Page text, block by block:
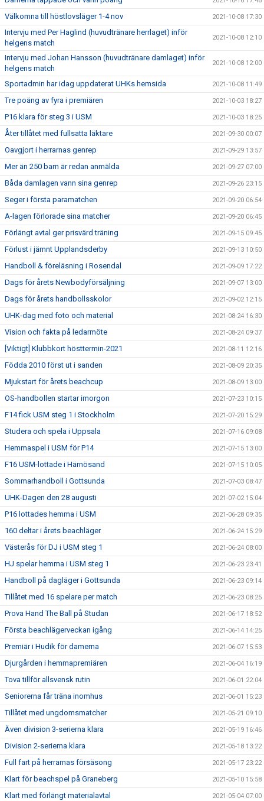
Välkomna till höstlovsläger 1-4 nov 2021-10-08 17:30
Intervju med Per Haglind (huvudtränare herrlaget) inför
helgens match
2021-10-08 12:10
Intervju med Johan Hansson (huvudtränare damlaget) inför
helgens match
2021-10-08 12:00
Sportadmin har idag uppdaterat UHKs hemsida 2021-10-08 11:49
Tre poäng av fyra i premiären 2021-10-03 18:27
P16 klara för steg 3 i USM 2021-10-03 18:25
Åter tillåtet med fullsatta läktare 2021-09-30 00:07
Oavgjort i herrarnas genrep 2021-09-29 13:57
Mer än 250 barn är redan anmälda 2021-09-27 07:00
Båda damlagen vann sina genrep 2021-09-26 23:15
Seger i första paramatchen 2021-09-20 06:54
A-lagen förlorade sina matcher 2021-09-20 06:45
Förlängt avtal ger prisvärd träning 2021-09-15 09:45
Förlust i jämnt Upplandsderby 2021-09-13 10:50
Handboll & föreläsning i Rosendal 2021-09-09 17:22
Dags för årets Newbodyförsäljning 2021-09-07 13:00
Dags för årets handbollsskolor 2021-09-02 12:15
UHK-dag med foto och material 2021-08-24 16:30
Vision och fakta på ledarmöte 2021-08-24 09:37
[Viktigt] Klubbkort hösttermin-2021 2021-08-11 12:16
Födda 2010 först ut i sanden 2021-08-09 20:35
Mjukstart för årets beachcup 2021-08-09 13:00
OS-handbollen startar imorgon 2021-07-23 10:15
F14 fick USM steg 1 i Stockholm 2021-07-20 15:29
Studera och spela i Uppsala 2021-07-16 09:08
Hemmaspel i USM för P14 2021-07-15 13:00
F16 USM-lottade i Härnösand 2021-07-15 10:05
Sommarhandboll i Gottsunda 2021-07-03 08:47
UHK-Dagen den 28 augusti 2021-07-02 15:04
P16 lottades hemma i USM 2021-06-28 09:35
160 deltar i årets beachläger 2021-06-24 15:29
Västerås för DJ i USM steg 1 2021-06-24 08:00
HJ spelar hemma i USM steg 1 2021-06-23 23:41
Handboll på dagläger i Gottsunda 2021-06-23 09:14
Tillåtet med 16 spelare per match 2021-06-23 08:25
Prova Hand The Ball på Studan 2021-06-17 18:52
Första beachlägerveckan igång 2021-06-14 14:25
Premiär i Hudik för damerna 2021-06-07 15:53
Djurgården i hemmapremiären 2021-06-04 16:19
Tova tillför allsvensk rutin 2021-06-01 22:04
Seniorerna får träna inomhus 2021-06-01 15:23
Tillåtet med ungdomsmatcher 2021-05-21 09:10
Även division 3-serierna klara 2021-05-19 16:46
Division 2-serierna klara 2021-05-18 13:22
Full fart på herrarnas försäsong 2021-05-17 23:22
Klart för beachspel på Graneberg 2021-05-10 15:58
Klart med förlängt materialavtal 2021-05-04 07:00